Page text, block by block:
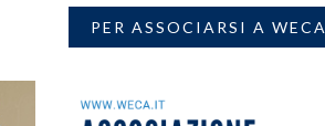
PER ASSOCIARSI A WECA